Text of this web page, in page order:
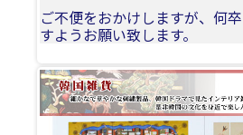
ご不便をおかけしますが、何
すようお願い致します。